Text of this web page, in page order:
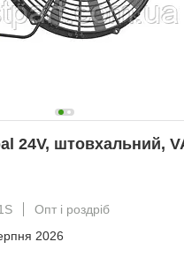
24V, штовхальний,
Опт і роздріб
2026